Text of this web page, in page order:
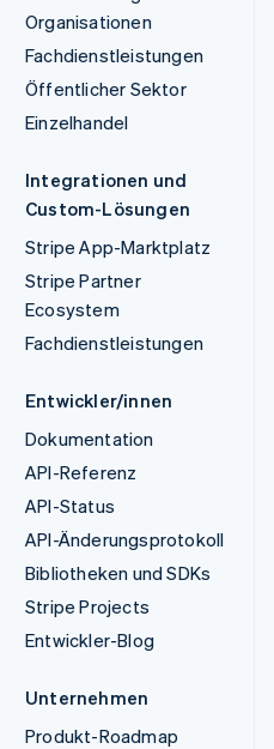
Organisationen
Fachdienstleistungen
Öffentlicher Sektor
Einzelhandel
Integrationen und
Custom-Lösungen
Stripe App-Marktplatz
Stripe Partner
Ecosystem
Fachdienstleistungen
Entwickler/innen
Dokumentation
API-Referenz
API-Status
API-Änderungsprotokoll
Bibliotheken und SDKs
Stripe Projects
Entwickler-Blog
Unternehmen
Produkt-Roadmap